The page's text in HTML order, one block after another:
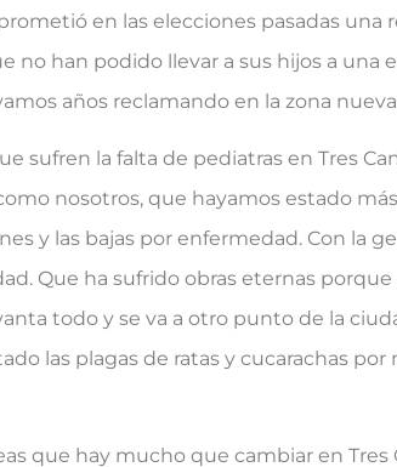
en las elecciones pasadas una
no han podido llevar a sus hijos a una
años reclamando en la zona
la falta de pediatras en Tres
nosotros, que hayamos estado
y las bajas por enfermedad. Con la
Que ha sufrido obras eternas
todo y se va a otro punto de la
las plagas de ratas y cucarachas por
hay mucho que cambiar en Tres